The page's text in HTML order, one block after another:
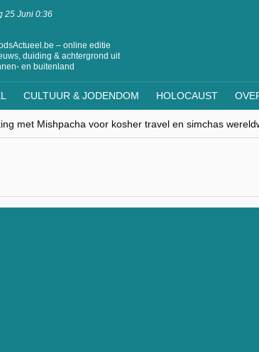
25 Juni 0:36
– online editie
duiding & achtergrond uit
en buitenland
CULTUUR & JODENDOM HOLOCAUST
met Mishpacha voor kosher travel en simchas
centraal tijdens conferentie in Brussel
minderheden begrijpt”, Jinnih Beels (Vooruit)
van Oost-Europa